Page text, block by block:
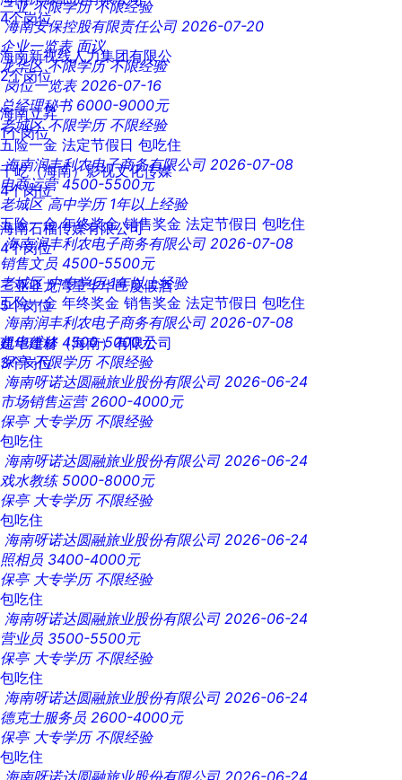
4个岗位
海南新视线人力集团有限公
2个岗位
海南立昇
1个岗位
千屹（海南）影视文化传媒
4个岗位
海南石榴传媒有限公司
4个岗位
三亚亚龙湾星华华邑度假酒
5个岗位
建华建材（海南）有限公司
3个岗位
三亚不限学历 不限经验
海南安保控股有限责任公司 2026-07-20
企业一览表 面议
龙华区不限学历 不限经验
岗位一览表 2026-07-16
总经理秘书 6000-9000元
老城区不限学历 不限经验
五险一金 法定节假日 包吃住
海南润丰利农电子商务有限公司 2026-07-08
电商运营 4500-5500元
老城区 高中学历 1年以上经验
五险一金 年终奖金 销售奖金 法定节假日 包吃住
海南润丰利农电子商务有限公司 2026-07-08
销售文员 4500-5500元
老城区中专学历 1年以上经验
五险一金 年终奖金 销售奖金 法定节假日 包吃住
海南润丰利农电子商务有限公司 2026-07-08
机电维修 4500-5000元
保亭不限学历 不限经验
海南呀诺达圆融旅业股份有限公司 2026-06-24
市场销售运营 2600-4000元
保亭 大专学历 不限经验
包吃住
海南呀诺达圆融旅业股份有限公司 2026-06-24
戏水教练 5000-8000元
保亭 大专学历 不限经验
包吃住
海南呀诺达圆融旅业股份有限公司 2026-06-24
照相员 3400-4000元
保亭 大专学历 不限经验
包吃住
海南呀诺达圆融旅业股份有限公司 2026-06-24
营业员 3500-5500元
保亭 大专学历 不限经验
包吃住
海南呀诺达圆融旅业股份有限公司 2026-06-24
德克士服务员 2600-4000元
保亭 大专学历 不限经验
包吃住